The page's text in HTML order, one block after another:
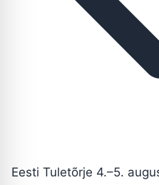
Eesti Tuletõrje 4.–5.